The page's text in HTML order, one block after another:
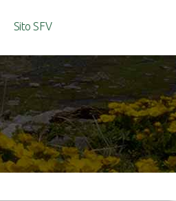
Sito SFV